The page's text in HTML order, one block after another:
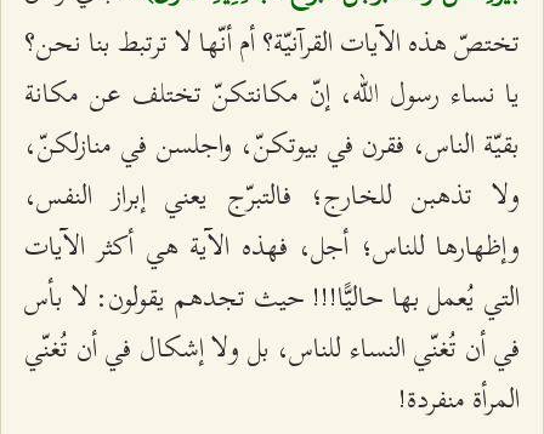
تختصّ هذه الآيات القرآنيّة؟ أم أنّها لا ترتبط بنا نحن؟
يا نساء رسول الله، إنّ مكانتكنّ تختلف عن مكانة
بقيّة الناس، فقرن في بيوتكنّ، واجلسن في منازلكنّ،
ولا تذهبن للخارج؛ فالتبرّج يعني إبراز النفس،
وإظهارها للناس؛ أجل، فهذه الآية هي أكثر الآيات
التي يُعمل بها حاليًّا!!! حيث تجدهم يقولون: لا بأس
في أن تُغنّي النساء للناس، بل ولا إشكال في أن تُغنّي
المرأة منفردة!